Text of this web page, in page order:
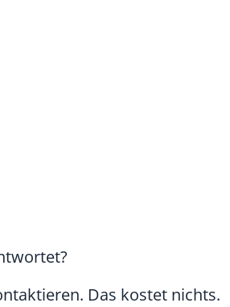
Das kostet nichts.